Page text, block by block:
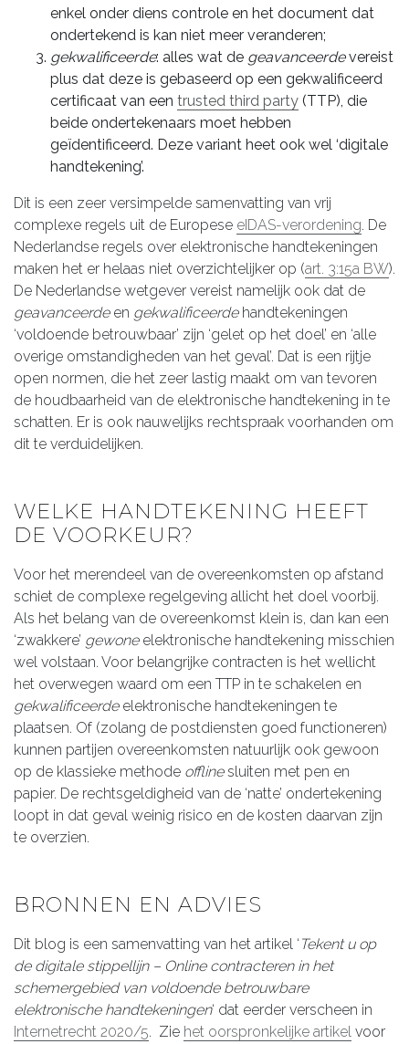
enkel onder diens controle en het document dat
ondertekend is kan niet meer veranderen;
gekwalificeerde: alles wat de geavanceerdevereist
plus dat deze is gebaseerd op een gekwalificeerd
certificaat van een trusted third party (TTP), die
beide ondertekenaars moet hebben
geïdentificeerd. Deze variant heet ook wel ‘digitale
handtekening’.
Dit is een zeer versimpelde samenvatting van vrij
complexe regels uit de Europese eIDAS-verordening. De
Nederlandse regels over elektronische handtekeningen
maken het er helaas niet overzichtelijker op (art. 3:15a BW).
De Nederlandse wetgever vereist namelijk ook dat de
geavanceerde en gekwalificeerde handtekeningen
‘voldoende betrouwbaar’ zijn ‘gelet op het doel’ en ‘alle
overige omstandigheden van het geval’. Dat is een rijtje
open normen, die het zeer lastig maakt om van tevoren
de houdbaarheid van de elektronische handtekening in te
schatten. Er is ook nauwelijks rechtspraak voorhanden om
dit te verduidelijken.
WELKE HANDTEKENING HEEFT
DE VOORKEUR?
Voor het merendeel van de overeenkomsten op afstand
schiet de complexe regelgeving allicht het doel voorbij.
Als het belang van de overeenkomst klein is, dan kan een
‘zwakkere’ gewone elektronische handtekening misschien
wel volstaan. Voor belangrijke contracten is het wellicht
het overwegen waard om een TTP in te schakelen en
gekwalificeerdeelektronische handtekeningen te
plaatsen. Of (zolang de postdiensten goed functioneren)
kunnen partijen overeenkomsten natuurlijk ook gewoon
op de klassieke methode offlinesluiten met pen en
papier. De rechtsgeldigheid van de ‘natte’ ondertekening
loopt in dat geval weinig risico en de kosten daarvan zijn
te overzien.
BRONNEN EN ADVIES
Dit blog is een samenvatting van het artikel ‘ Tekent u op
de digitale stippellijn – Online contracteren in het
schemergebied van voldoende betrouwbare
elektronische handtekeningen‘ dat eerder verscheen in
Internetrecht 2020/5. Zie het oorspronkelijke artikel voor